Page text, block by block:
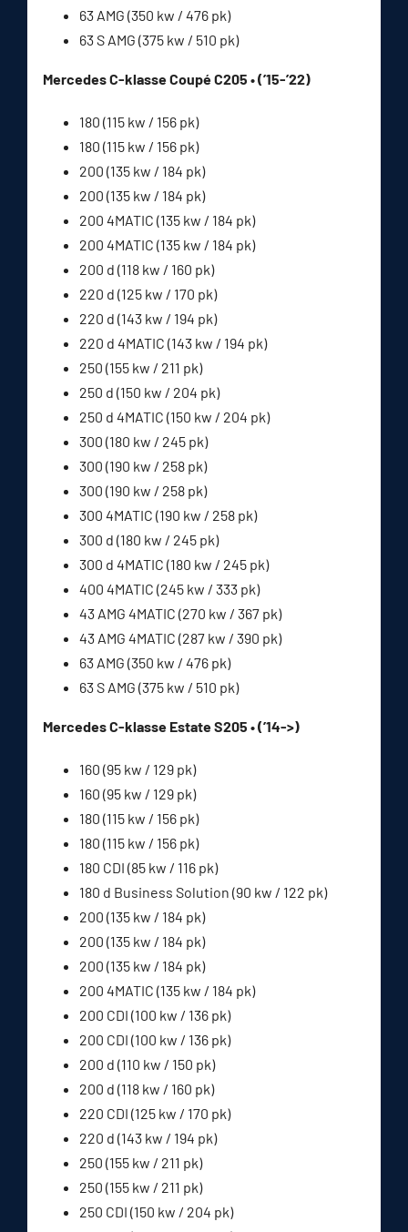
63 AMG (350 kw / 476 pk)
63 S AMG (375 kw / 510 pk)
Mercedes C-klasse Coupé C205 • (’15-’22)
180 (115 kw / 156 pk)
180 (115 kw / 156 pk)
200 (135 kw / 184 pk)
200 (135 kw / 184 pk)
200 4MATIC (135 kw / 184 pk)
200 4MATIC (135 kw / 184 pk)
200 d (118 kw / 160 pk)
220 d (125 kw / 170 pk)
220 d (143 kw / 194 pk)
220 d 4MATIC (143 kw / 194 pk)
250 (155 kw / 211 pk)
250 d (150 kw / 204 pk)
250 d 4MATIC (150 kw / 204 pk)
300 (180 kw / 245 pk)
300 (190 kw / 258 pk)
300 (190 kw / 258 pk)
300 4MATIC (190 kw / 258 pk)
300 d (180 kw / 245 pk)
300 d 4MATIC (180 kw / 245 pk)
400 4MATIC (245 kw / 333 pk)
43 AMG 4MATIC (270 kw / 367 pk)
43 AMG 4MATIC (287 kw / 390 pk)
63 AMG (350 kw / 476 pk)
63 S AMG (375 kw / 510 pk)
Mercedes C-klasse Estate S205 • (’14->)
160 (95 kw / 129 pk)
160 (95 kw / 129 pk)
180 (115 kw / 156 pk)
180 (115 kw / 156 pk)
180 CDI (85 kw / 116 pk)
180 d Business Solution (90 kw / 122 pk)
200 (135 kw / 184 pk)
200 (135 kw / 184 pk)
200 (135 kw / 184 pk)
200 4MATIC (135 kw / 184 pk)
200 CDI (100 kw / 136 pk)
200 CDI (100 kw / 136 pk)
200 d (110 kw / 150 pk)
200 d (118 kw / 160 pk)
220 CDI (125 kw / 170 pk)
220 d (143 kw / 194 pk)
250 (155 kw / 211 pk)
250 (155 kw / 211 pk)
250 CDI (150 kw / 204 pk)